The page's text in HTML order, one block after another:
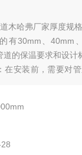
木哈弗厂家厚度规
有30mm、40mm
的保温要求和设计